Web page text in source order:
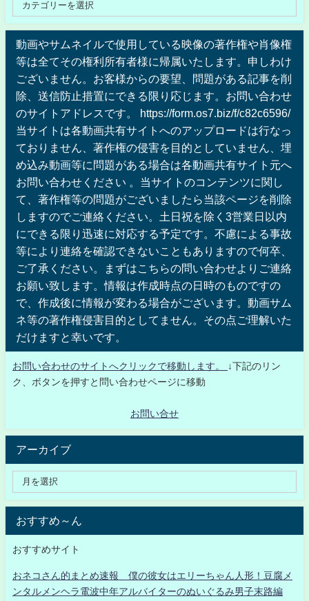
動画やサムネイルで使用している映像の著作権や肖像権
等は全てその権利所有者様に帰属いたします。申しわけ
ございません。お客様からの要望、問題がある記事を削
除、送信防止措置にできる限り応じます。お問い合わせ
のサイトアドレスです。 https://form.os7.biz/f/c82c6596/
当サイトは各動画共有サイトへのアップロードは行なっ
ておりません、著作権の侵害を目的としていません、埋
め込み動画等に問題がある場合は各動画共有サイト元へ
お問い合わせください 。当サイトのコンテンツに関し
て、著作権等の問題がございましたら当該ページを削除
しますのでご連絡ください。土日祝を除く3営業日以内
にできる限り迅速に対応する予定です。不慮による事故
等により連絡を確認できないこともありますので何卒、
ご了承ください。まずはこちらの問い合わせよりご連絡
お願い致します。情報は作成時点の日時のものですの
で、作成後に情報が変わる場合がございます。動画サム
ネ等の著作権侵害目的としてません。その点ご理解いた
だけますと幸いです。
お問い合わせのサイトへクリックで移動します。
↓下記のリン
ク、ボタンを押すと問い合わせページに移動
お問い合せ
アーカイブ
おすすめ～ん
おすすめサイト
おネコさん的まとめ速報 僕の彼女はエリーちゃん人形！豆腐メ
ンタルメンヘラ電波中年アルバイターのぬいぐるみ男子末路編